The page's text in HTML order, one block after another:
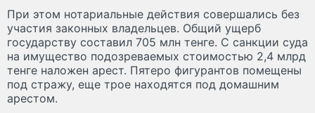
При этом нотариальные действия совершались без
участия законных владельцев. Общий ущерб
государству составил 705 млн тенге. С санкции суда
на имущество подозреваемых стоимостью 2,4 млрд
тенге наложен арест. Пятеро фигурантов помещены
под стражу, еще трое находятся под домашним
арестом.